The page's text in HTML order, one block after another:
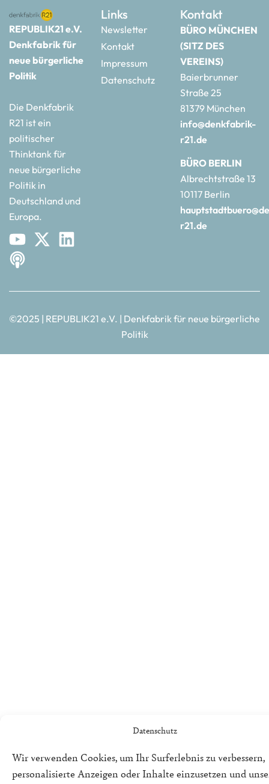
Datenschutz
Wir verwenden Cookies, um Ihr Surferlebnis zu verbessern,
personalisierte Anzeigen oder Inhalte einzusetzen und
REPUBLIK21 e.V.
Denkfabrik für
neue bürgerliche
Politik
Die Denkfabrik
R21 ist ein
politischer
Thinktank für
neue bürgerliche
Politik in
Deutschland und
Europa.
Links
Newsletter
Kontakt
Impressum
Datenschutz
Kontakt
BÜRO MÜNCHEN
(SITZ DES
VEREINS)
Baierbrunner
Straße 25
81379 München
info@denkfabrik-
r21.de
BÜRO BERLIN
Albrechtstraße 13
10117 Berlin
r21.de
©2025 | REPUBLIK21 e.V. | Denkfabrik für neue bürgerliche
Politik